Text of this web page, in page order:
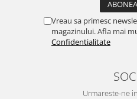
Vreau sa primesc
magazinului. Afla mai
Confidentialitate
Urmareste-ne